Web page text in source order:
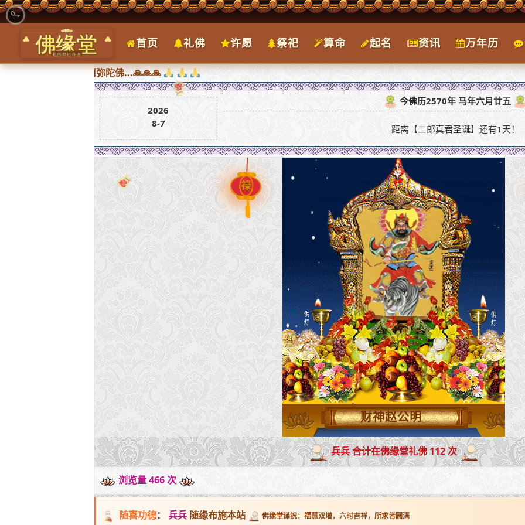
首页 礼佛 许愿 祭祀 算命 起名 资讯 万年历
皆圆满，南无阿弥陀佛...🙏🙏🙏
2026
8-7
今佛历2570年 马年六月廿五
距离【二郎真君圣诞】还有1天！
禄
财神赵公明
兵兵 合计在佛缘堂礼佛 112 次
浏览量 466 次
随喜功德： 兵兵 随缘布施本站 佛缘堂谨祝：福慧双增，六时吉祥，所求皆圆满